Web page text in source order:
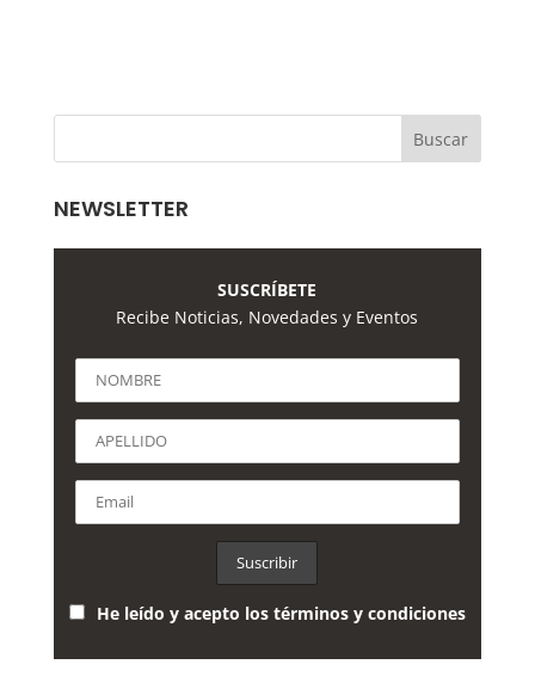
NEWSLETTER
SUSCRÍBETE
Recibe Noticias, Novedades y Eventos
He leído y acepto los términos y condiciones